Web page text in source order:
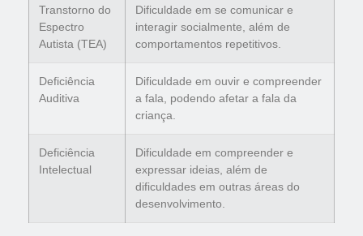
Transtorno do
Espectro
Autista (TEA)
Dificuldade em se comunicar e
interagir socialmente, além de
comportamentos repetitivos.
Deficiência
Auditiva
Dificuldade em ouvir e compreender
a fala, podendo afetar a fala da
criança.
Deficiência
Intelectual
Dificuldade em compreender e
expressar ideias, além de
dificuldades em outras áreas do
desenvolvimento.